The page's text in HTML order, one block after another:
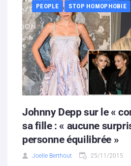
PEOPLE STOP HOMOPHOBIE
Johnny Depp sur le «
sa fille : « aucune
personne équilibrée »
Joelle Berthout 25/11/2015